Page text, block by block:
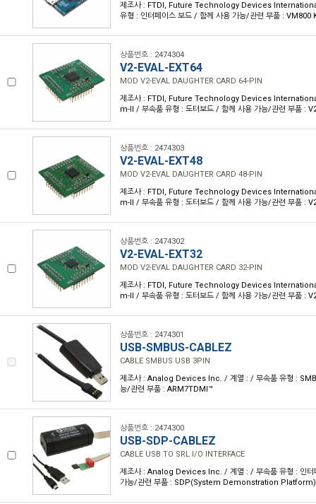
제조사 : FTDI, Future Technology Devices
유형 : 인터페이스 보드 / 함께 사용 가능/관련 부품 : VM800
상품번호 : 2474304
V2-EVAL-EXT64
MOD V2-EVAL DAUGHTER CARD 64-PIN
제조사 : FTDI, Future Technology Devices
m-II / 부속품 유형 : 도터보드 / 함께 사용 가능/관련 부품 :
상품번호 : 2474303
V2-EVAL-EXT48
MOD V2-EVAL DAUGHTER CARD 48-PIN
제조사 : FTDI, Future Technology Devices
m-II / 부속품 유형 : 도터보드 / 함께 사용 가능/관련 부품 :
상품번호 : 2474302
V2-EVAL-EXT32
MOD V2-EVAL DAUGHTER CARD 32-PIN
제조사 : FTDI, Future Technology Devices
m-II / 부속품 유형 : 도터보드 / 함께 사용 가능/관련 부품 :
상품번호 : 2474301
USB-SMBUS-CABLEZ
CABLE SMBUS USB 3PIN
제조사 : Analog Devices Inc. / 계열 : / 부속품 유형 :
능/관련 부품 : ARM7TDMI™
상품번호 : 2474300
USB-SDP-CABLEZ
CABLE USB TO SRL I/O INTERFACE
제조사 : Analog Devices Inc. / 계열 : / 부속품 유형 : 인터
가능/관련 부품 : SDP(System Demonstration Platform)